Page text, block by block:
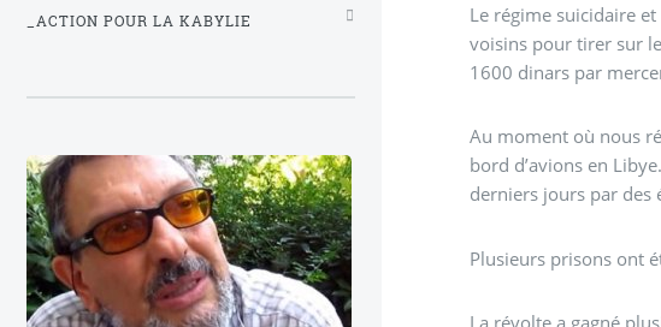
Le régime suicidaire
voisins pour tirer sur
1600 dinars par
Au moment où nous
bord d’avions en
derniers jours par des
Plusieurs prisons ont
La révolte a gagné
_ACTION POUR LA KABYLIE